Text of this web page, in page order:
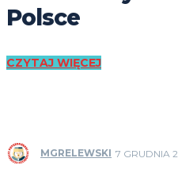
Polsce
CZYTAJ WIĘCEJ
MGRELEWSKI 7 GRUDNIA